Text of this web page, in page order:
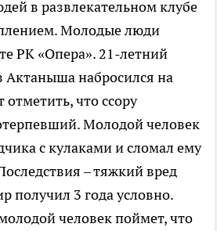
в развлекательном клубе
Молодые люди
РК «Опера». 21-летний
Актаныша набросился на
что ссору
Молодой человек
с кулаками и сломал ему
– тяжкий вред
получил 3 года условно.
человек поймет, что